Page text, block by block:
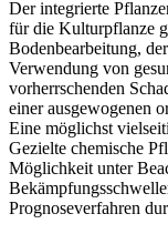
Der integrierte
für die Kulturpflanze
Bodenbearbeitung,
Verwendung von
vorherrschenden
einer ausgewogenen
Eine möglichst
Gezielte chemische
Möglichkeit unter
Prognoseverfahren